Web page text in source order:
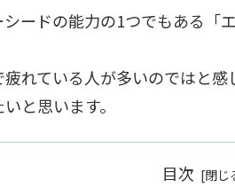
ードの能力の1つでもある「
れている人が多いのではと
と思います。
目次